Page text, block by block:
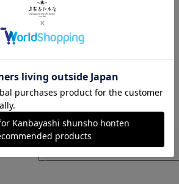
カートに入れる
サイズ